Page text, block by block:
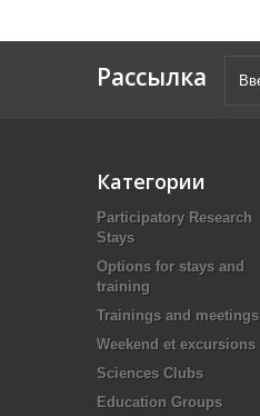
Рассылка
Категории
Participatory Research
Stays
Options for stays and
training
Trainings and meetings
Weekend et excursions
Sciences Clubs
Education Groups